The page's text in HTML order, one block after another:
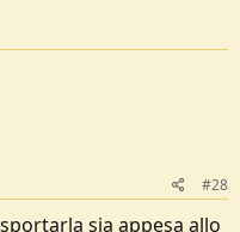
#28
sia appesa allo